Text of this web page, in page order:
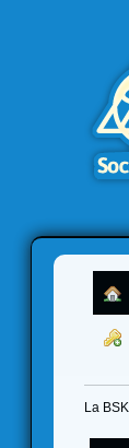
La BSK